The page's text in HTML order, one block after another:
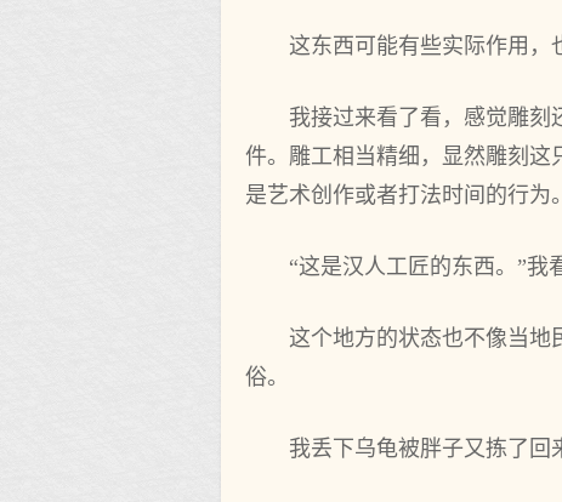
这东西可能有些实际作用，
我接过来看了看，感觉雕
件。雕工相当精细，显然雕刻
是艺术创作或者打法时间的行为。
“这是汉人工匠的东西。”我
这个地方的状态也不像当地
俗。
我丢下乌龟被胖子又拣了回